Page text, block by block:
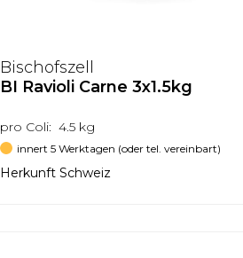
Bischofszell
BI Ravioli Carne 3x1.5kg
pro Coli: 4.5 kg
innert 5 Werktagen (oder tel. vereinbart)
Herkunft Schweiz